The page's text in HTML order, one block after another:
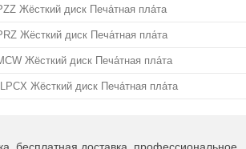
Жёсткий диск Печа́тная пла́та
Жёсткий диск Печа́тная пла́та
Жёсткий диск Печа́тная пла́та
Жёсткий диск Печа́тная пла́та
бесплатная доставка, профессиональное